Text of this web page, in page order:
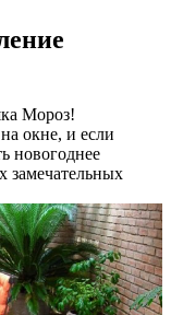
Мороз!
окне, и если
новогоднее
замечательных